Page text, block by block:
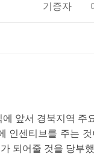
기증자
앞서 경북지역
인센티브를 주는
되어줄 것을 당부